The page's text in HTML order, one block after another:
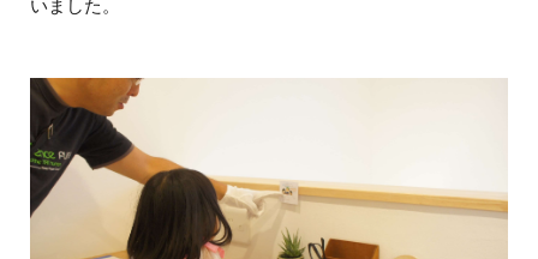
いました。